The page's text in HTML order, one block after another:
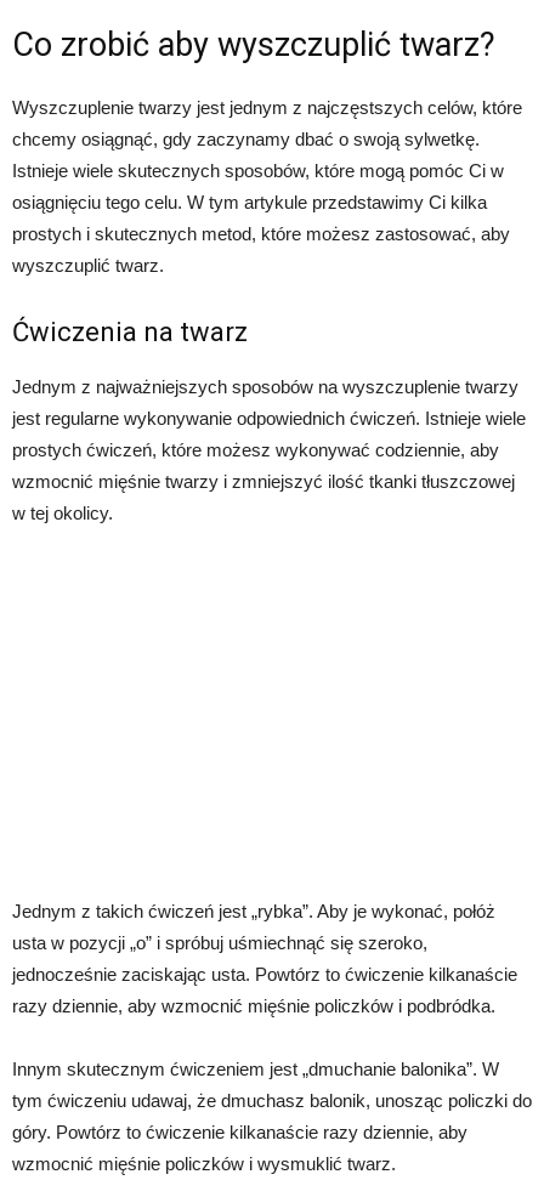
Co zrobić aby wyszczuplić twarz?
Wyszczuplenie twarzy jest jednym z najczęstszych celów, które
chcemy osiągnąć, gdy zaczynamy dbać o swoją sylwetkę.
Istnieje wiele skutecznych sposobów, które mogą pomóc Ci w
osiągnięciu tego celu. W tym artykule przedstawimy Ci kilka
prostych i skutecznych metod, które możesz zastosować, aby
wyszczuplić twarz.
Ćwiczenia na twarz
Jednym z najważniejszych sposobów na wyszczuplenie twarzy
jest regularne wykonywanie odpowiednich ćwiczeń. Istnieje wiele
prostych ćwiczeń, które możesz wykonywać codziennie, aby
wzmocnić mięśnie twarzy i zmniejszyć ilość tkanki tłuszczowej
w tej okolicy.
Jednym z takich ćwiczeń jest „rybka”. Aby je wykonać, połóż
usta w pozycji „o” i spróbuj uśmiechnąć się szeroko,
jednocześnie zaciskając usta. Powtórz to ćwiczenie kilkanaście
razy dziennie, aby wzmocnić mięśnie policzków i podbródka.
Innym skutecznym ćwiczeniem jest „dmuchanie balonika”. W
tym ćwiczeniu udawaj, że dmuchasz balonik, unosząc policzki do
góry. Powtórz to ćwiczenie kilkanaście razy dziennie, aby
wzmocnić mięśnie policzków i wysmuklić twarz.